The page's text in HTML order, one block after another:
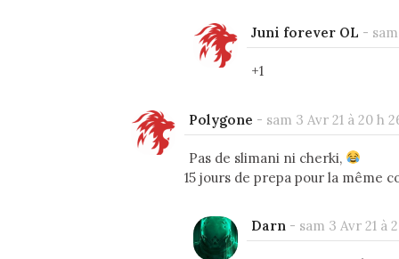
Juni forever OL -
+1
Polygone - sam 3 Avr 21 à 20 h
Pas de slimani ni cherki,
15 jours de prepa pour la même
Darn - sam 3 Avr 21 à